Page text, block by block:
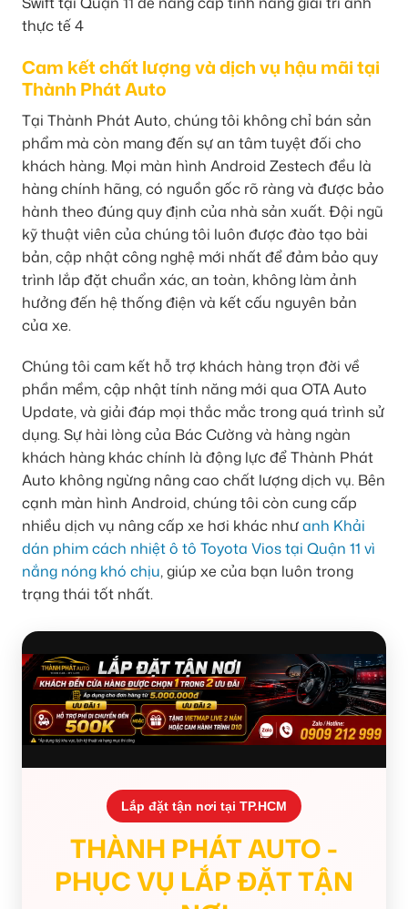
Cam kết chất lượng và dịch vụ hậu mãi tại
Thành Phát Auto
Tại Thành Phát Auto, chúng tôi không chỉ bán sản
phẩm mà còn mang đến sự an tâm tuyệt đối cho
khách hàng. Mọi màn hình Android Zestech đều là
hàng chính hãng, có nguồn gốc rõ ràng và được bảo
hành theo đúng quy định của nhà sản xuất. Đội ngũ
kỹ thuật viên của chúng tôi luôn được đào tạo bài
bản, cập nhật công nghệ mới nhất để đảm bảo quy
trình lắp đặt chuẩn xác, an toàn, không làm ảnh
hưởng đến hệ thống điện và kết cấu nguyên bản
của xe.
Chúng tôi cam kết hỗ trợ khách hàng trọn đời về
phần mềm, cập nhật tính năng mới qua OTA Auto
Update, và giải đáp mọi thắc mắc trong quá trình sử
dụng. Sự hài lòng của Bác Cường và hàng ngàn
khách hàng khác chính là động lực để Thành Phát
Auto không ngừng nâng cao chất lượng dịch vụ. Bên
cạnh màn hình Android, chúng tôi còn cung cấp
nhiều dịch vụ nâng cấp xe hơi khác nhưanh Khải
dán phim cách nhiệt ô tô Toyota Vios tại Quận 11 vì
nắng nóng khó chịu, giúp xe của bạn luôn trong
trạng thái tốt nhất.
Lắp đặt tận nơi tại TP.HCM
THÀNH PHÁT AUTO -
PHỤC VỤ LẮP ĐẶT TẬN